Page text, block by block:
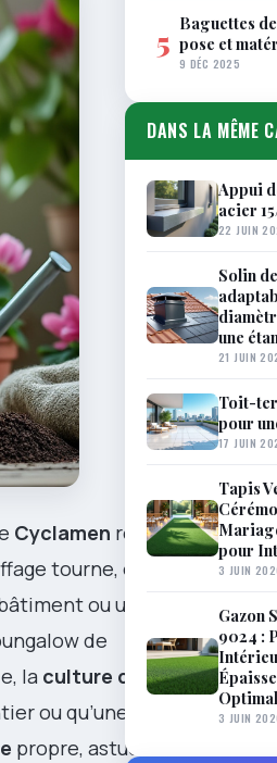
Cyclamen reste
tourne, et son
ou un
de
la culture du
ou qu’une
propre, astuces
5 Baguettes
pose et
9 DÉC 2025
DANS LA MÊME
Appui
acier
22 JUIN
Solin
une
21 JUIN
Toit-
pour
17 JUIN
Tapis
pour
3 JUIN
Gazon
9024 :
Optimal
3 JUIN